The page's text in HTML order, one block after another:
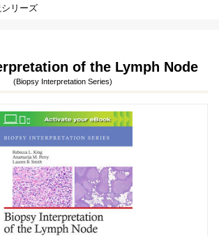
リーズ
of the Lymph Node
(Biopsy Interpretation Series)